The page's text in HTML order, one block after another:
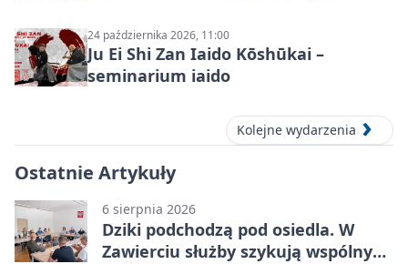
24 października 2026, 11:00
Ju Ei Shi Zan Iaido Kōshūkai –
seminarium iaido
Kolejne wydarzenia
Ostatnie Artykuły
6 sierpnia 2026
Dziki podchodzą pod osiedla. W
Zawierciu służby szykują wspólny